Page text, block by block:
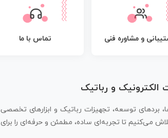
و مشاوره فنی تماس با ما
الکترونیک و رباتیک
بردهای توسعه، تجهیزات رباتیک و ابزارهای
می‌کنیم تا تجربه‌ای ساده، مطمئن و حرفه‌ای را